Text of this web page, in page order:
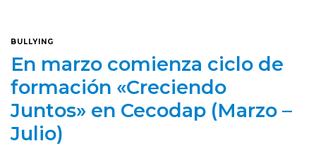
BULLYING
En marzo comienza ciclo de
formación «Creciendo
Juntos» en Cecodap (Marzo –
Julio)